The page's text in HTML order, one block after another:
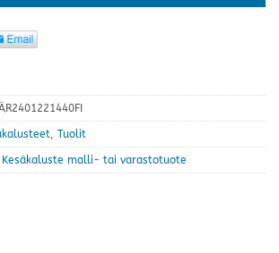
Tuolit
Kesäkaluste malli- tai varastotuote